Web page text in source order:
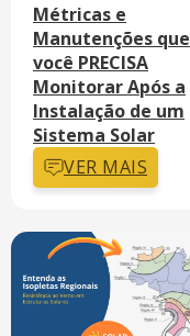
Métricas e
Manutenções que
você PRECISA
Monitorar Após a
Instalação de um
Sistema Solar
VER MAIS